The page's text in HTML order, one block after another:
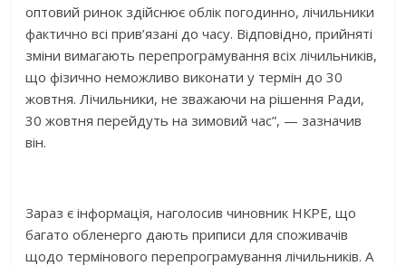
оптовий ринок здійснює облік погодинно, лічильники
фактично всі прив’язані до часу. Відповідно, прийняті
зміни вимагають перепрограмування всіх лічильників,
що фізично неможливо виконати у термін до 30
жовтня. Лічильники, не зважаючи на рішення Ради,
30 жовтня перейдуть на зимовий час”, — зазначив
він.
Зараз є інформація, наголосив чиновник НКРЕ, що
багато обленерго дають приписи для споживачів
щодо термінового перепрограмування лічильників. А